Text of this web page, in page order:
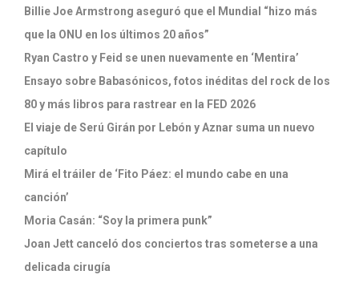
Billie Joe Armstrong aseguró que el Mundial “hizo más
que la ONU en los últimos 20 años”
Ryan Castro y Feid se unen nuevamente en ‘Mentira’
Ensayo sobre Babasónicos, fotos inéditas del rock de los
80 y más libros para rastrear en la FED 2026
El viaje de Serú Girán por Lebón y Aznar suma un nuevo
capítulo
Mirá el tráiler de ‘Fito Páez: el mundo cabe en una
canción’
Moria Casán: “Soy la primera punk”
Joan Jett canceló dos conciertos tras someterse a una
delicada cirugía